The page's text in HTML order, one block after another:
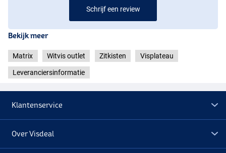
Schrijf een review
Bekijk meer
Matrix Witvis outlet Zitkisten Visplateau
Leveranciersinformatie
Klantenservice
Over Visdeal